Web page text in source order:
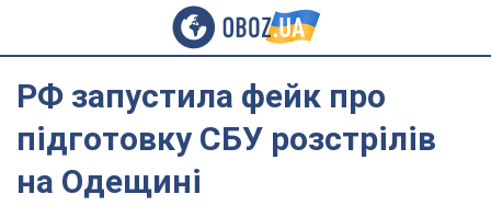
РФ запустила фейк про
підготовку СБУ розстрілів
на Одещині